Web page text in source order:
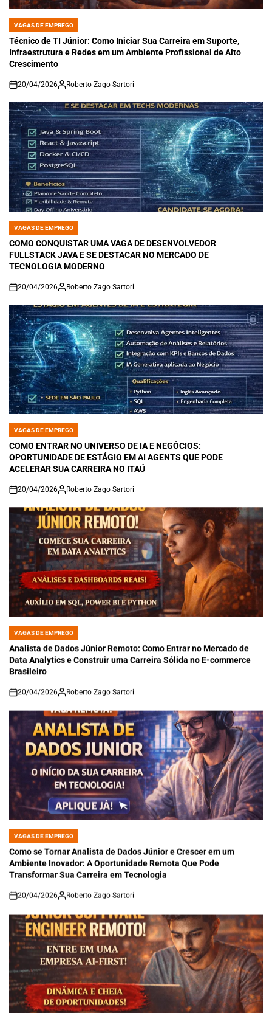
POSTED
IN
VAGAS DE EMPREGO
Técnico de TI Júnior: Como Iniciar Sua Carreira em Suporte,
Infraestrutura e Redes em um Ambiente Profissional de Alto
Crescimento
on
20/04/2026 Roberto Zago Sartori
POSTED
IN
VAGAS DE EMPREGO
COMO CONQUISTAR UMA VAGA DE DESENVOLVEDOR
FULLSTACK JAVA E SE DESTACAR NO MERCADO DE
TECNOLOGIA MODERNO
on
20/04/2026 Roberto Zago Sartori
POSTED
IN
VAGAS DE EMPREGO
COMO ENTRAR NO UNIVERSO DE IA E NEGÓCIOS:
OPORTUNIDADE DE ESTÁGIO EM AI AGENTS QUE PODE
ACELERAR SUA CARREIRA NO ITAÚ
on
20/04/2026 Roberto Zago Sartori
POSTED
IN
VAGAS DE EMPREGO
Analista de Dados Júnior Remoto: Como Entrar no Mercado de
Data Analytics e Construir uma Carreira Sólida no E-commerce
Brasileiro
on
20/04/2026 Roberto Zago Sartori
POSTED
IN
VAGAS DE EMPREGO
Como se Tornar Analista de Dados Júnior e Crescer em um
Ambiente Inovador: A Oportunidade Remota Que Pode
Transformar Sua Carreira em Tecnologia
on
20/04/2026 Roberto Zago Sartori